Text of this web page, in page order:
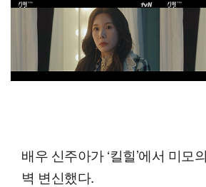
배우 신주아가 ‘킬힐’에서 미모
벽 변신했다.